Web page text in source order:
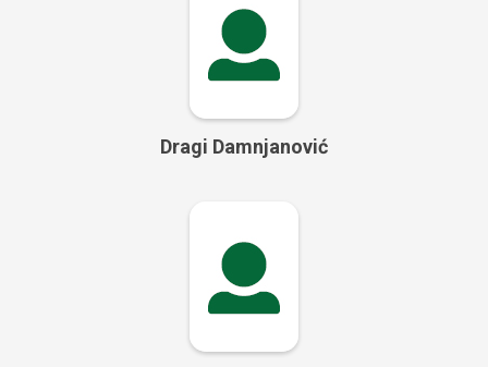
Dragi Damnjanović